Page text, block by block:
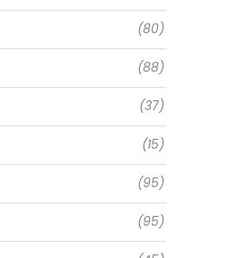
(80)
(88)
(37)
(15)
(95)
(95)